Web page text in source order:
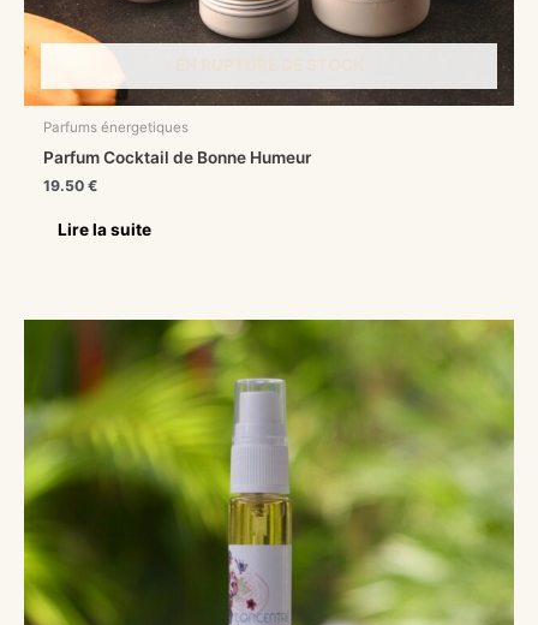
Parfums énergetiques
Parfum Cocktail de Bonne Humeur
19.50€
Lire la suite